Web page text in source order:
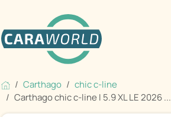
Carthago
chic c-line
Carthago chic c-line I 5.9 XL LE 2026 ...